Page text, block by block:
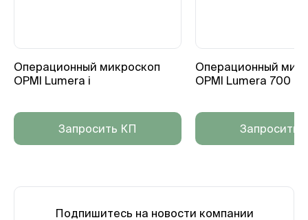
Операционный микроскоп
OPMI Lumera i
Запросить КП
Операционный
OPMI Lumera 700
Запросить
Подпишитесь на новости компании